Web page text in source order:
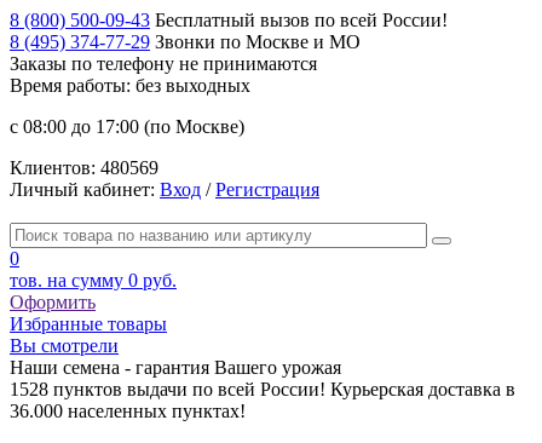
8 (800) 500-09-43 Бесплатный вызов по всей России!
8 (495) 374-77-29 Звонки по Москве и МО
Заказы по телефону не принимаются
Время работы: без выходных
с 08:00 до 17:00 (по Москве)
Клиентов: 480569
Личный кабинет: Вход /Регистрация
0
тов. на сумму 0 руб.
Оформить
Избранные товары
Вы смотрели
Наши семена - гарантия Вашего урожая
1528 пунктов выдачи по всей России! Курьерская доставка в
36.000 населенных пунктах!